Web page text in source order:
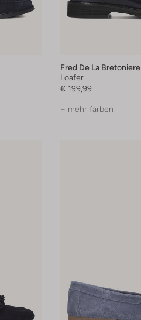
Fred De La Bretoniere
Loafer
€ 199,99
+ mehr farben